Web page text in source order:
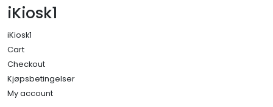
iKiosk1
iKiosk1
Cart
Checkout
Kjøpsbetingelser
My account